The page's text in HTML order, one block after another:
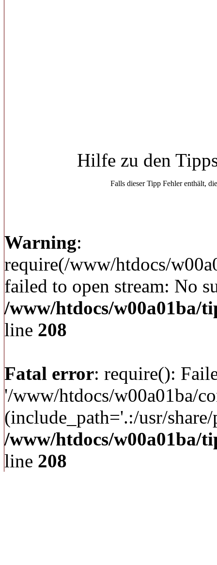
Hilfe zu den
Falls dieser Tipp Fehler enthält,
Warning:
require(/www/htdocs/
failed to open stream: No
/www/htdocs/w00a01ba/
line 208
Fatal error: require():
'/www/htdocs/w00a01ba/
(include_path='.:/usr/
/www/htdocs/w00a01ba/
line 208